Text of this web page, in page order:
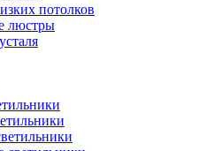
потолков
люстры